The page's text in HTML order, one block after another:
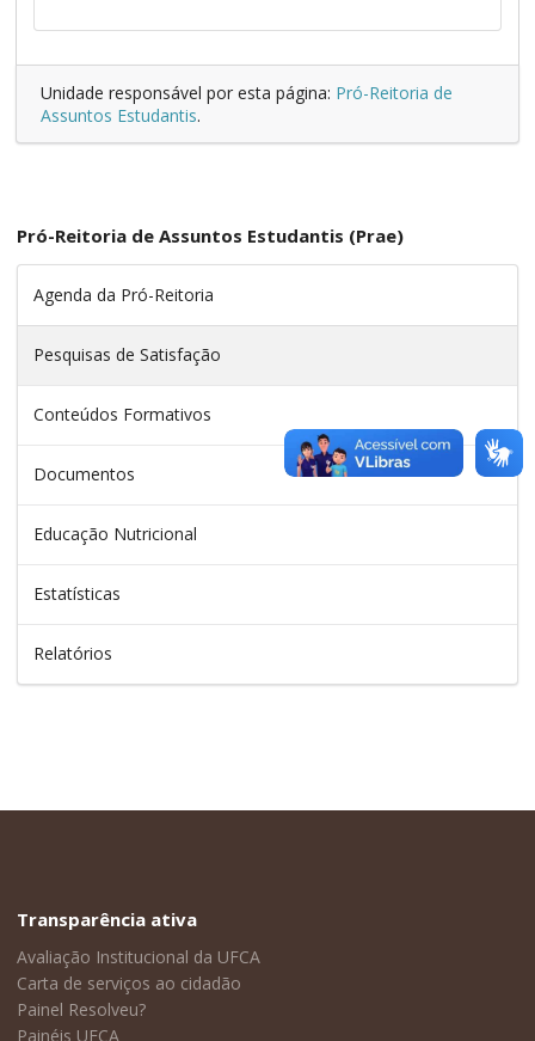
Unidade responsável por esta página: Pró-Reitoria de
Assuntos Estudantis.
Pró-Reitoria de Assuntos Estudantis (Prae)
Agenda da Pró-Reitoria
Pesquisas de Satisfação
Conteúdos Formativos
Documentos
Educação Nutricional
Estatísticas
Relatórios
Transparência ativa
Avaliação Institucional da UFCA
Carta de serviços ao cidadão
Painel Resolveu?
Painéis UFCA